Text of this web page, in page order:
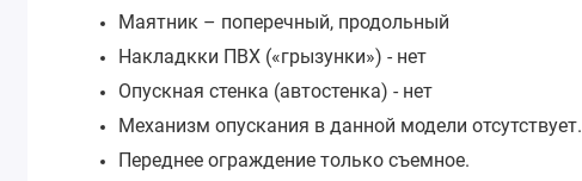
Маятник – поперечный, продольный
Накладкки ПВХ («грызунки») - нет
Опускная стенка (автостенка) - нет
Механизм опускания в данной модели отсутствует.
Переднее ограждение только съемное.